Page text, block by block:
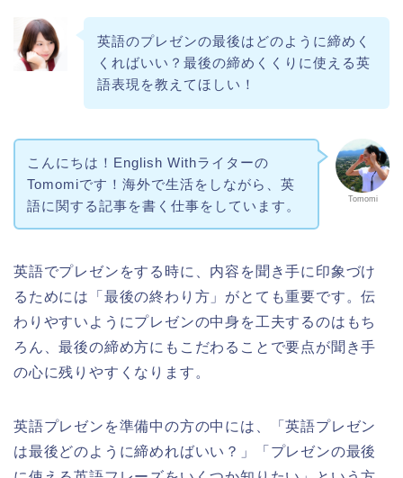
英語のプレゼンの最後はどのように締めく
くればいい？最後の締めくくりに使える英
語表現を教えてほしい！
Tomomi
こんにちは！English Withライターの
Tomomiです！海外で生活をしながら、英
語に関する記事を書く仕事をしています。
英語でプレゼンをする時に、内容を聞き手に印象づけ
るためには「最後の終わり方」がとても重要です。伝
わりやすいようにプレゼンの中身を工夫するのはもち
ろん、最後の締め方にもこだわることで要点が聞き手
の心に残りやすくなります。
英語プレゼンを準備中の方の中には、「英語プレゼン
は最後どのように締めればいい？」「プレゼンの最後